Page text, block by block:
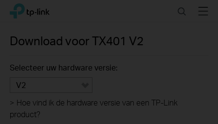
Click
navigation
TP-Link, Reliably Smart SearchMenu
Download voorTX401 V2
Selecteer uw hardware versie:
V2
> Hoe vind ik de hardware versie van een TP-Link
product?